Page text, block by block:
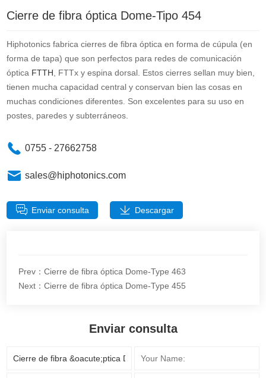
Cierre de fibra óptica Dome-Tipo 454
Hiphotonics fabrica cierres de fibra óptica en forma de cúpula (en
forma de tapa) que son perfectos para redes de comunicación
óptica FTTH , FTTx y espina dorsal. Estos cierres sellan muy bien,
tienen mucha capacidad central y conservan bien las cosas en
muchas condiciones diferentes. Son excelentes para su uso en
postes, paredes y subterráneos.
0755 - 27662758
sales@hiphotonics.com
Enviar consulta Descargar
Prev：Cierre de fibra óptica Dome-Type 463
Next：Cierre de fibra óptica Dome-Type 455
Enviar consulta